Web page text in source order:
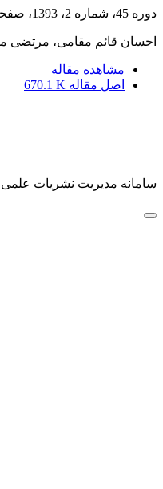
دوره 45، شماره 2، 1393، صفحه
احسان قائم مقامی،
مشاهده مقاله
اصل مقاله 670.1 K
سامانه مدیریت نشریات